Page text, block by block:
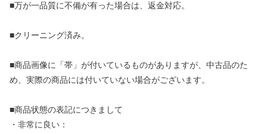
■万が一品質に不備が有った場合は、返金対応。
■クリーニング済み。
■商品画像に「帯」が付いているものがありますが、中古品のた
め、実際の商品には付いていない場合がございます。
■商品状態の表記につきまして
・非常に良い：